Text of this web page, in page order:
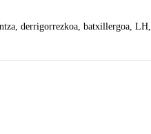
derrigorrezkoa, batxillergoa,